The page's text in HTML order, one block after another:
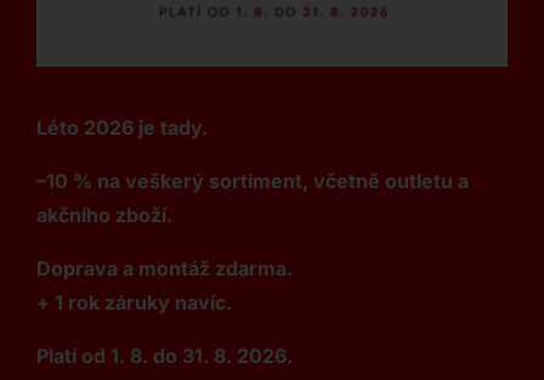
Léto 2026 je tady.
–10 % na veškerý sortiment, včetně outletu a
akčního zboží.
Doprava a montáž zdarma.
+ 1 rok záruky navíc.
Platí od 1. 8. do 31. 8. 2026.